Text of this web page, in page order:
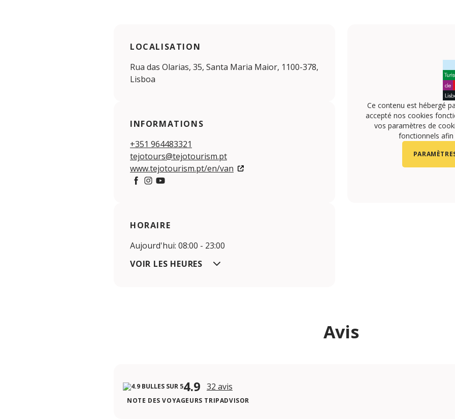
LOCALISATION
Rua das Olarias, 35, Santa Maria Maior, 1100-378,
Lisboa
INFORMATIONS
+351 964483321
tejotours@tejotourism.pt
www.tejotourism.pt/en/van
Ce contenu est hébergé
accepté nos cookies
vos paramètres de
fonctionnels
HORAIRE
Aujourd'hui: 08:00 - 23:00
VOIR LES HEURES
Avis
4.9 32 avis
NOTE DES VOYAGEURS TRIPADVISOR